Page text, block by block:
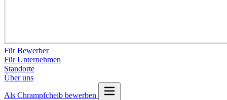
Für Bewerber
Für Unternehmen
Standorte
Über uns
Als Chrampfcheib bewerben